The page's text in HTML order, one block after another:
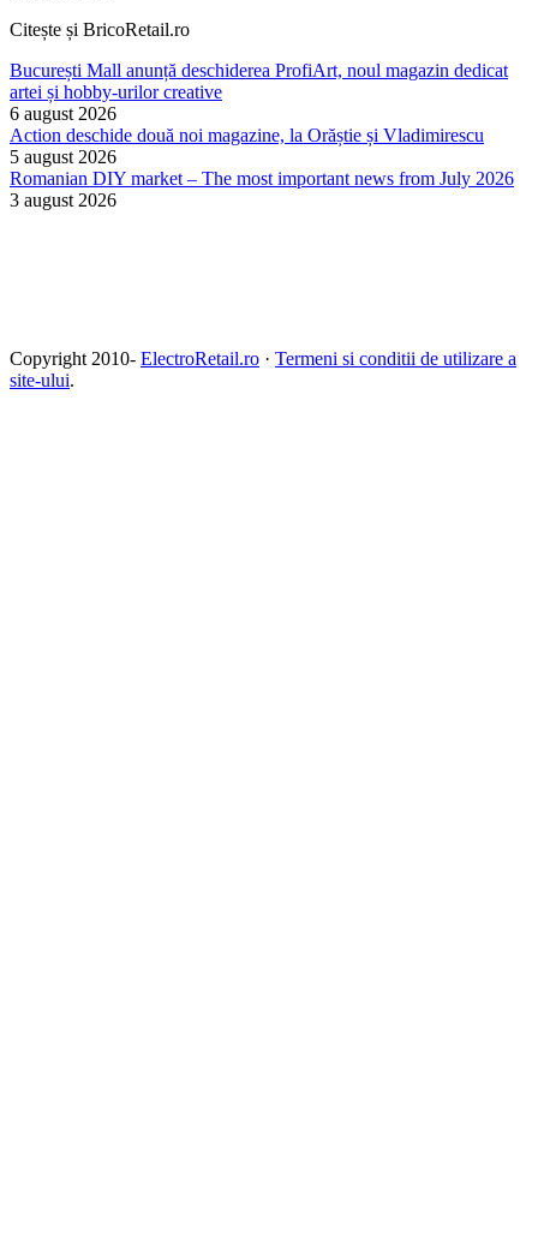
Citește și BricoRetail.ro
București Mall anunță deschiderea ProfiArt, noul magazin dedicat
artei și hobby-urilor creative
6 august 2026
Action deschide două noi magazine, la Orăștie și Vladimirescu
5 august 2026
Romanian DIY market – The most important news from July 2026
3 august 2026
Copyright 2010- ElectroRetail.ro · Termeni si conditii de utilizare a
site-ului.